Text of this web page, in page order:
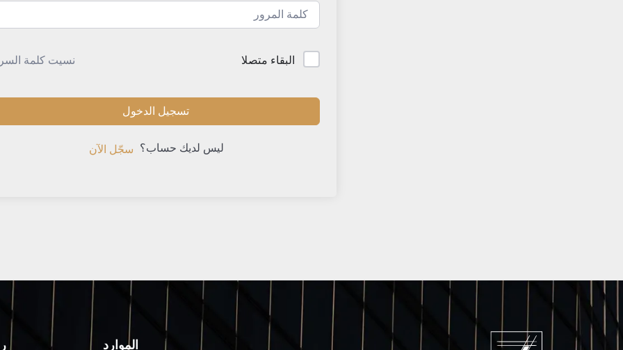
البقاء متصلا نسيت كلمة
تسجيل الدخول
ليس لديك حساب؟ سجّل الآن
الموارد